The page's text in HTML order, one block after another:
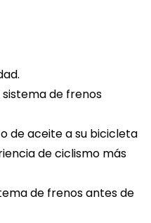
de frenos
de aceite a su bicicleta
de ciclismo más
de frenos antes de